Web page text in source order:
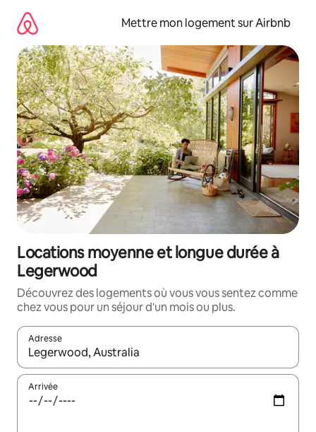
directement
contenu
Mettre mon logement sur Airbnb
Locations moyenne et longue durée à
Legerwood
Découvrez des logements où vous vous sentez comme
chez vous pour un séjour d'un mois ou plus.
Adresse
Lorsque les résultats s'affichent, utilisez les flèches vers le
Arrivée